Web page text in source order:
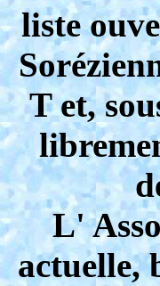
liste
T et,
L'
actuelle,